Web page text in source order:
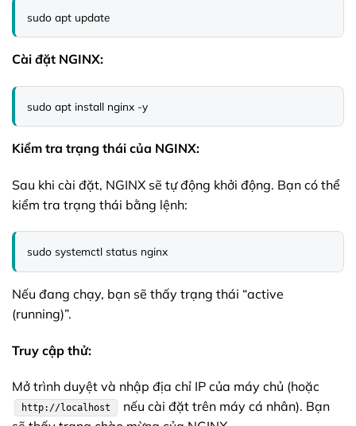
sudo apt update
Cài đặt NGINX:
sudo apt install nginx -y
Kiểm tra trạng thái của NGINX:
Sau khi cài đặt, NGINX sẽ tự động khởi động. Bạn có thể
kiểm tra trạng thái bằng lệnh:
sudo systemctl status nginx
Nếu đang chạy, bạn sẽ thấy trạng thái “active
(running)”.
Truy cập thử:
Mở trình duyệt và nhập địa chỉ IP của máy chủ (hoặc
http://localhost
nếu cài đặt trên máy cá nhân). Bạn